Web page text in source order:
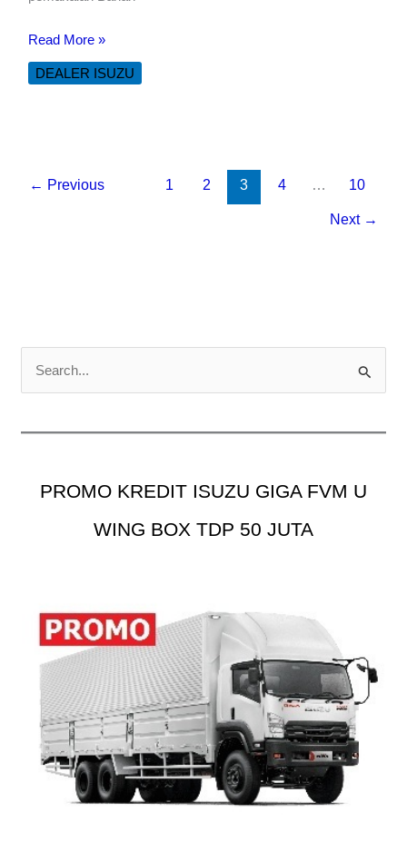
BOX
BESI
ISUZU
Read More »
DEALER ISUZU
← Previous 1 2 3 4 … 10
Next →
PROMO KREDIT ISUZU GIGA FVM U
WING BOX TDP 50 JUTA